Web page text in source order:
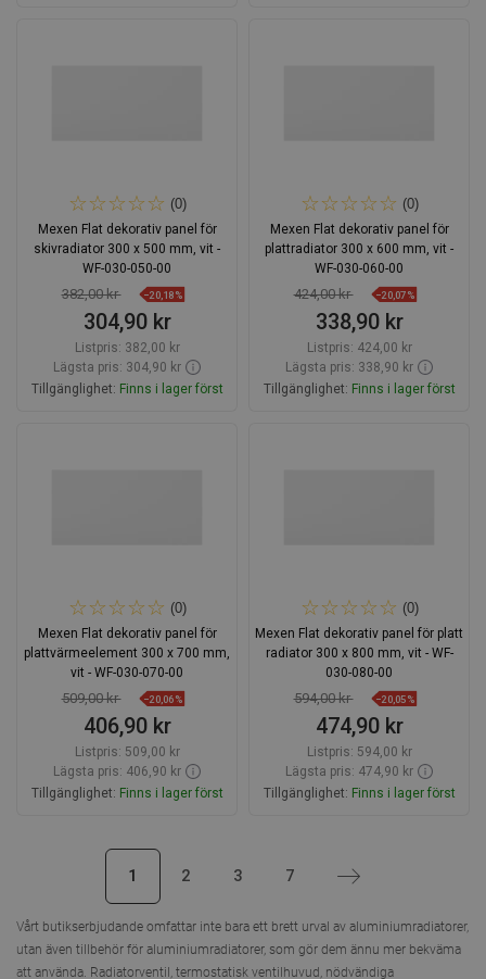
(0)
Mexen Flat dekorativ panel för
skivradiator 300 x 500 mm, vit -
WF-030-050-00
382,00 kr −20,18%
304,90 kr
Listpris: 382,00 kr
Lägsta pris: 304,90 kr
Tillgänglighet: Finns i lager först
(0)
Mexen Flat dekorativ panel för
plattradiator 300 x 600 mm, vit -
WF-030-060-00
424,00 kr −20,07%
338,90 kr
Listpris: 424,00 kr
Lägsta pris: 338,90 kr
Tillgänglighet: Finns i lager först
(0)
Mexen Flat dekorativ panel för
plattvärmeelement 300 x 700 mm,
vit - WF-030-070-00
509,00 kr −20,06%
406,90 kr
Listpris: 509,00 kr
Lägsta pris: 406,90 kr
Tillgänglighet: Finns i lager först
Favoriter
(0)
Mexen Flat dekorativ panel för platt
radiator 300 x 800 mm, vit - WF-
030-080-00
594,00 kr −20,05%
474,90 kr
Listpris: 594,00 kr
Lägsta pris: 474,90 kr
Tillgänglighet: Finns i lager först
1 2 3 7 Nästa
Vårt butikserbjudande omfattar inte bara ett brett urval av aluminiumradiatorer,
utan även tillbehör för aluminiumradiatorer, som gör dem ännu mer bekväma
att använda. Radiatorventil, termostatisk ventilhuvud, nödvändiga